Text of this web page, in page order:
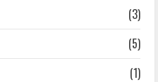
(3)
(5)
(1)